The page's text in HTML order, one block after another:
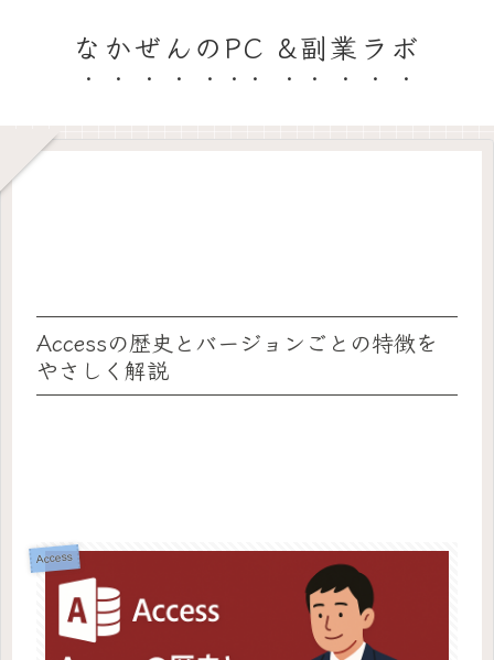
なかぜんのPC &副業ラボ
Accessの歴史とバージョンごとの特徴を
やさしく解説
Access